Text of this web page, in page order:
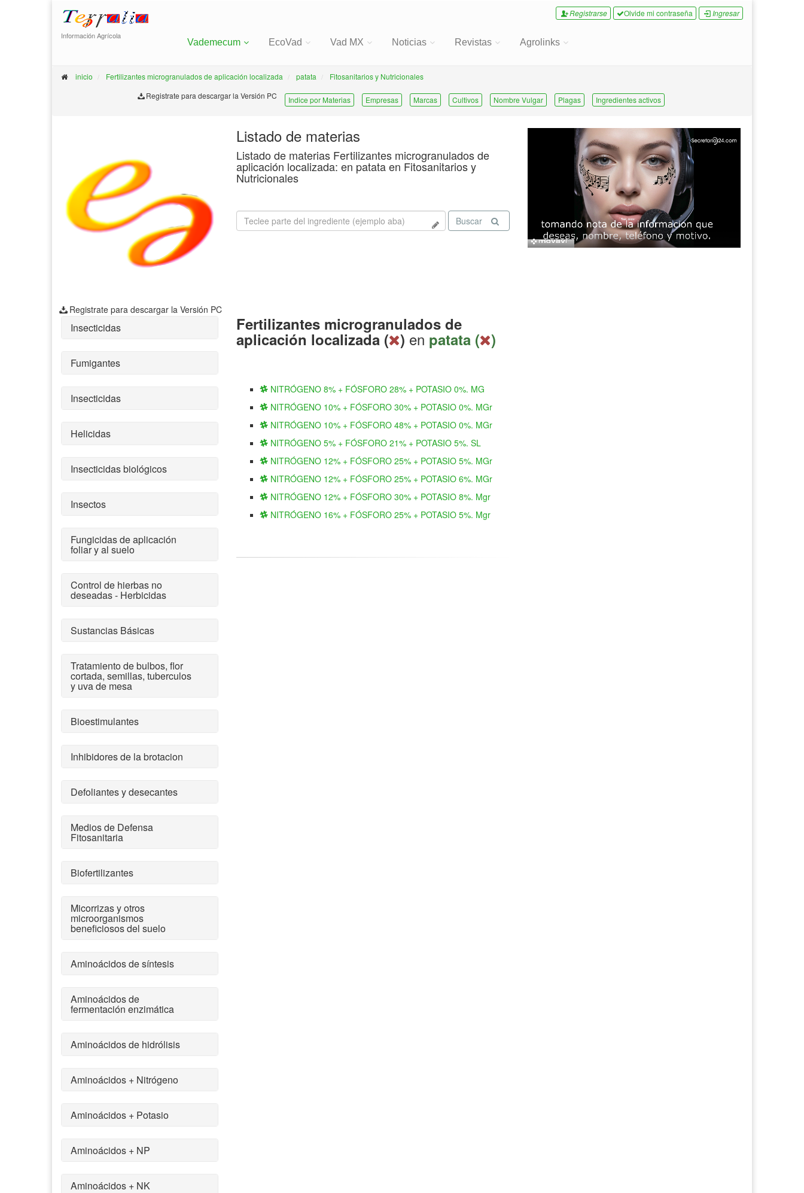
Información Agrícola
Registrarse Olvide mi contraseña Ingresar
Vademecum EcoVad Vad MX Noticias Revistas Agrolinks
inicio Fertilizantes microgranulados de aplicación localizada patata
Fitosanitarios y Nutricionales
Registrate para descargar la Versión PC
Indice por Materias Empresas Marcas Cultivos Nombre Vulgar Plagas Ingredientes activos
Registrate para descargar la Versión PC
Listado de materias
Listado de materias Fertilizantes microgranulados de
aplicación localizada: en patata en Fitosanitarios y
Nutricionales
Buscar
Insecticidas
Fumigantes
Insecticidas
Helicidas
Insecticidas biológicos
Insectos
Fungicidas de aplicación
foliar y al suelo
Control de hierbas no
deseadas - Herbicidas
Sustancias Básicas
Tratamiento de bulbos, flor
cortada, semillas, tuberculos
y uva de mesa
Bioestimulantes
Inhibidores de la brotacion
Defoliantes y desecantes
Medios de Defensa
Fitosanitaria
Biofertilizantes
Micorrizas y otros
microorganismos
beneficiosos del suelo
Aminoácidos de síntesis
Aminoácidos de
fermentación enzimática
Aminoácidos de hidrólisis
Aminoácidos + Nitrógeno
Aminoácidos + Potasio
Aminoácidos + NP
Aminoácidos + NK
Fertilizantes microgranulados de
aplicación localizada ( ) en patata ( )
NITRÓGENO 8% + FÓSFORO 28% + POTASIO 0%. MG
NITRÓGENO 10% + FÓSFORO 30% + POTASIO 0%. MGr
NITRÓGENO 10% + FÓSFORO 48% + POTASIO 0%. MGr
NITRÓGENO 5% + FÓSFORO 21% + POTASIO 5%. SL
NITRÓGENO 12% + FÓSFORO 25% + POTASIO 5%. MGr
NITRÓGENO 12% + FÓSFORO 25% + POTASIO 6%. MGr
NITRÓGENO 12% + FÓSFORO 30% + POTASIO 8%. Mgr
NITRÓGENO 16% + FÓSFORO 25% + POTASIO 5%. Mgr